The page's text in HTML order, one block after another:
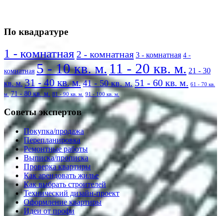
По квадратуре
1 - комнатная 2 - комнатная 3 - комнатная 4 -
комнатная 5 - 10 кв. м. 11 - 20 кв. м. 21 - 30
кв. м. 31 - 40 кв. м. 41 - 50 кв. м. 51 - 60 кв. м. 61 - 70 кв.
м. 71 - 80 кв. м. 81 - 90 кв. м. 91 - 100 кв. м.
Советы экспертов
Покупка/продажа
Перепланировка
Ремонтные работы
Выписка/прописка
Проверка квартиры
Как арендовать жилье
Как выбрать строителей
Технический дизайн-проект
Оформление квартиры
Идеи от профи